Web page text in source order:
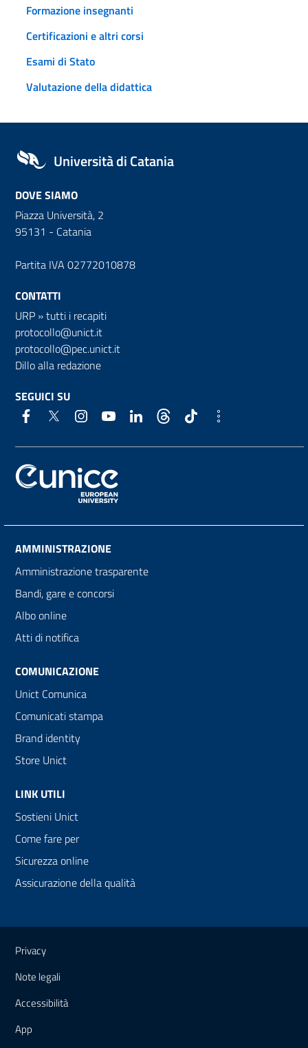
Formazione insegnanti
Certificazioni e altri corsi
Esami di Stato
Valutazione della didattica
Università di Catania
DOVE SIAMO
Piazza Università, 2
95131 - Catania
Partita IVA 02772010878
CONTATTI
URP »tutti i recapiti
protocollo@unict.it
protocollo@pec.unict.it
Dillo alla redazione
SEGUICI SU
AMMINISTRAZIONE
Amministrazione trasparente
Bandi, gare e concorsi
Albo online
Atti di notifica
COMUNICAZIONE
Unict Comunica
Comunicati stampa
Brand identity
Store Unict
LINK UTILI
Sostieni Unict
Come fare per
Sicurezza online
Assicurazione della qualità
Link e informazioni utili
Privacy
Note legali
Accessibilità
App